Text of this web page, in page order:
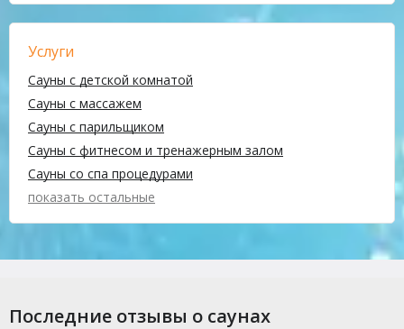
Услуги
Сауны с детской комнатой
Сауны с массажем
Сауны с парильщиком
Сауны с фитнесом и тренажерным залом
Сауны со спа процедурами
показать остальные
Последние отзывы о саунах